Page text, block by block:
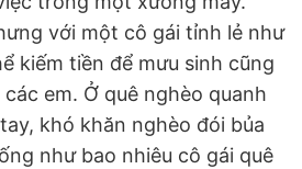
với một cô gái tỉnh lẻ như
kiếm tiền để mưu sinh cũng
em. Ở quê nghèo quanh
khó khăn nghèo đói bủa
như bao nhiêu cô gái quê